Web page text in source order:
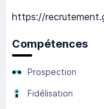
https://
Compétences
Prospection
Fidélisation